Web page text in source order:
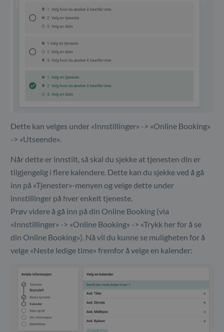
Dette kan velges under «Innstillinger» -> «Online Booking»
-> «Utseende».
Når dette er innstilt, så skal du sjekke at tjenesten din er
tilgjengelig i flere kalendere. Dette kan du sjekke ved å gå
inn på «Tjenester»-menyen og velge dette under
innstillinger på hver enkelt tjeneste.
Prøv videre å gå inn på din Online Booking (via
«Innstillinger» -> «Online Booking» -> «Trykk her for å se
din Online Booking»). Nå vil du kunne se muligheten for å
velge «Neste ledige time» fremfor å velge en kalender: